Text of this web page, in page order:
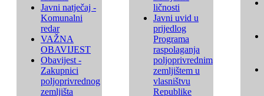
Javni natječaj -
Komunalni
redar
VAŽNA
OBAVIJEST
Obavijest -
Zakupnici
poljoprivrednog
zemljišta
ličnosti
Javni uvid u
prijedlog
Programa
raspolaganja
poljoprivrednim
zemljištem u
vlasništvu
Republike